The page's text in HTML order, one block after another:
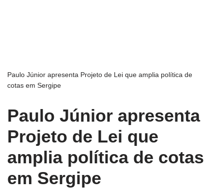
Paulo Júnior apresenta Projeto de Lei que amplia política de
cotas em Sergipe
Paulo Júnior apresenta
Projeto de Lei que
amplia política de cotas
em Sergipe